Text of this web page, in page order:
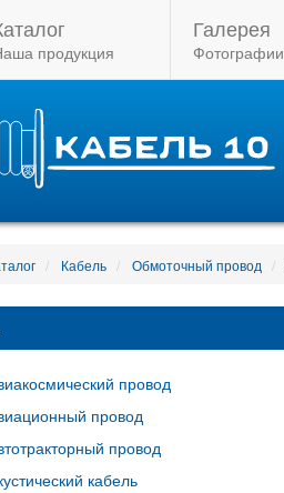
продукция
Галерея
Фотографии
Кабель Обмоточный провод
провод
провод
провод
кабель